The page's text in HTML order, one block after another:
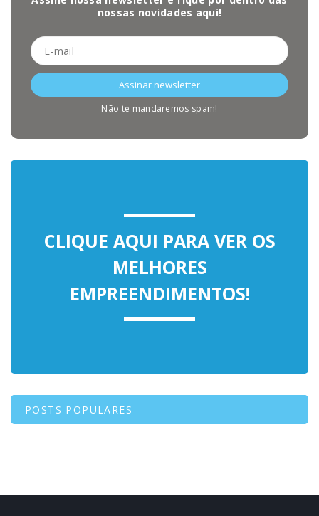
nossas novidades aqui!
Não te mandaremos spam!
CLIQUE AQUI PARA VER OS
MELHORES
EMPREENDIMENTOS!
POSTS POPULARES